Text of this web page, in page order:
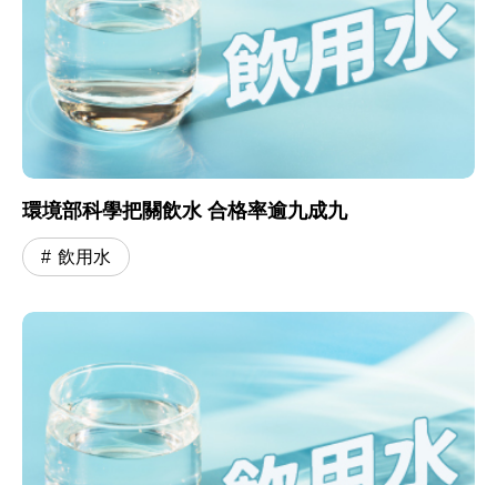
環境部科學把關飲水 合格率逾九成九
飲用水